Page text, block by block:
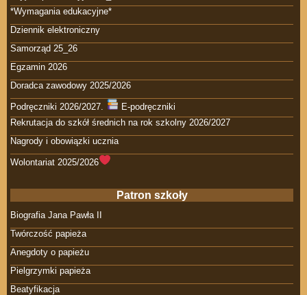
*Wymagania edukacyjne*
Dziennik elektroniczny
Samorząd 25_26
Egzamin 2026
Doradca zawodowy 2025/2026
Podręczniki 2026/2027.
E-podręczniki
Rekrutacja do szkół średnich na rok szkolny 2026/2027
Nagrody i obowiązki ucznia
Wolontariat 2025/2026
Patron szkoły
Biografia Jana Pawła II
Twórczość papieża
Anegdoty o papieżu
Pielgrzymki papieża
Beatyfikacja